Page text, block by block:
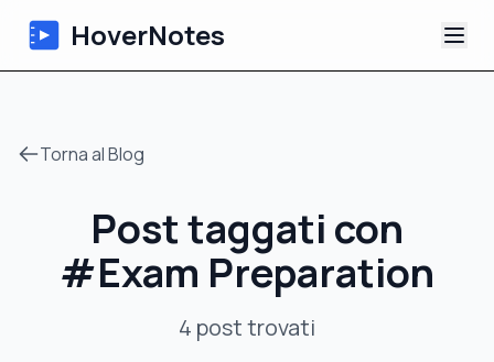
HoverNotes
Appunti Video IA
Tutorial
Torna al Blog
Post taggati con
#Exam Preparation
4 posttrovati